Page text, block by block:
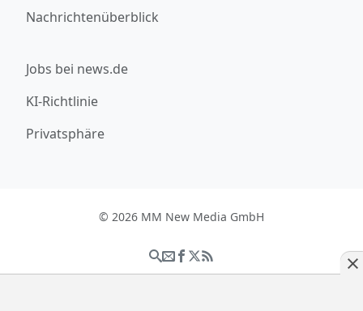
Nachrichtenüberblick
Jobs bei news.de
KI-Richtlinie
Privatsphäre
© 2026 MM New Media GmbH